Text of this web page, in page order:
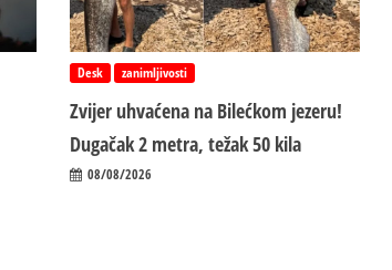
Desk zanimljivosti
Zvijer uhvaćena na Bilećkom jezeru!
Dugačak 2 metra, težak 50 kila
08/08/2026